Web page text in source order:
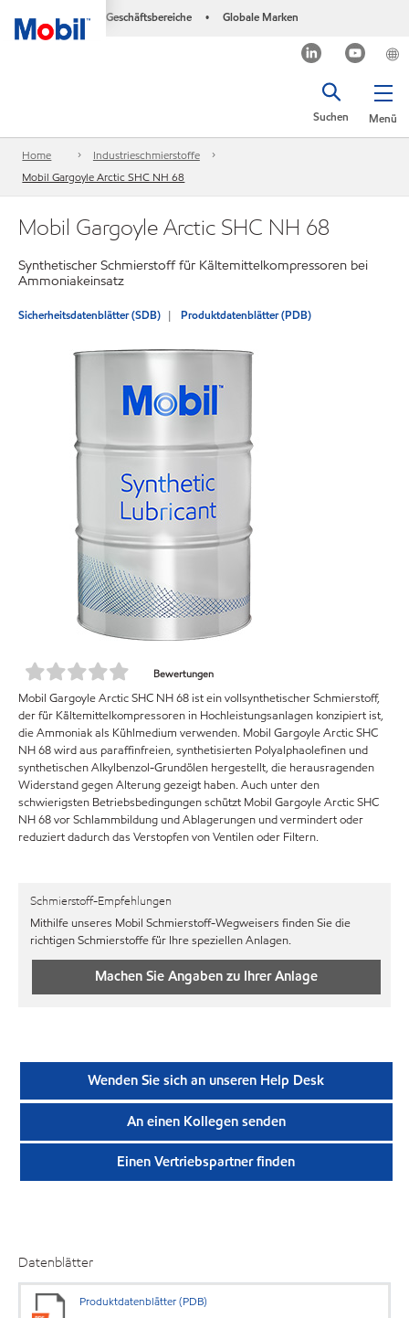
Geschäftsbereiche • Globale Marken
Menü
Suchen
Home
Industrieschmierstoffe
Mobil Gargoyle Arctic SHC NH 68
Mobil Gargoyle Arctic SHC NH 68
Synthetischer Schmierstoff für Kältemittelkompressoren bei
Ammoniakeinsatz
Sicherheitsdatenblätter (SDB) Produktdatenblätter (PDB)
Bewertungen
Mobil Gargoyle Arctic SHC NH 68 ist ein vollsynthetischer Schmierstoff,
der für Kältemittelkompressoren in Hochleistungsanlagen konzipiert ist,
die Ammoniak als Kühlmedium verwenden. Mobil Gargoyle Arctic SHC
NH 68 wird aus paraffinfreien, synthetisierten Polyalphaolefinen und
synthetischen Alkylbenzol-Grundölen hergestellt, die herausragenden
Widerstand gegen Alterung gezeigt haben. Auch unter den
schwierigsten Betriebsbedingungen schützt Mobil Gargoyle Arctic SHC
NH 68 vor Schlammbildung und Ablagerungen und vermindert oder
reduziert dadurch das Verstopfen von Ventilen oder Filtern.
Schmierstoff-Empfehlungen
Mithilfe unseres Mobil Schmierstoff-Wegweisers finden Sie die
richtigen Schmierstoffe für Ihre speziellen Anlagen.
Machen Sie Angaben zu Ihrer Anlage
Wenden Sie sich an unseren Help Desk
An einen Kollegen senden
Einen Vertriebspartner finden
Datenblätter
Produktdatenblätter (PDB)